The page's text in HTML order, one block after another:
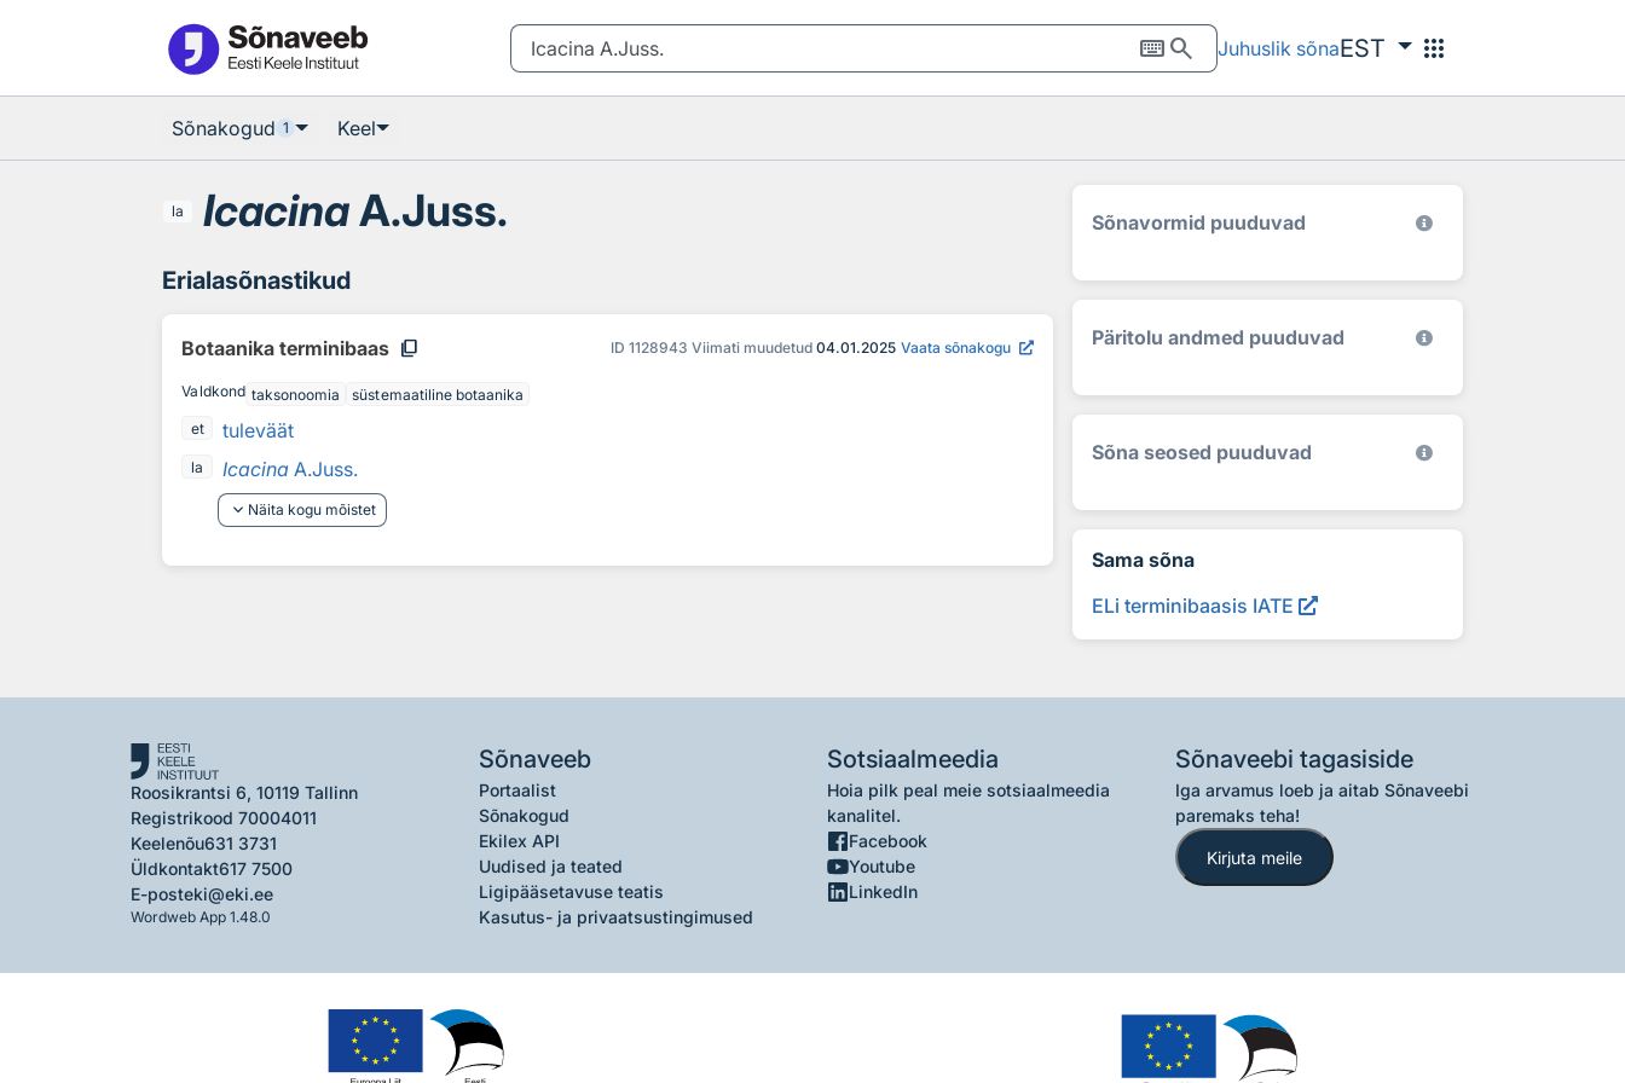
keyboardsearch Juhuslik sõnaEST apps
Sõnakogud 1 Keel
la IcacinaA.Juss.
Erialasõnastikud
Botaanika terminibaas content_copy ID 1128943 Viimati muudetud 04.01.2025 Vaata sõnakogu
Valdkond taksonoomia
süstemaatiline botaanika
et
tuleväät
la Icacina A.Juss.
keyboard_arrow_down Näita kogu mõistet
Sõnavormid puuduvad
Päritolu andmed puuduvad
Sõna seosed puuduvad
Sama sõna
ELi terminibaasis IATE
Roosikrantsi 6, 10119 Tallinn
Registrikood 70004011
Keelenõu631 3731
Üldkontakt617 7500
E-posteki@eki.ee
Wordweb App 1.48.0
Sõnaveeb
Portaalist
Sõnakogud
Ekilex API
Uudised ja teated
Ligipääsetavuse teatis
Kasutus- ja privaatsustingimused
Sotsiaalmeedia
Hoia pilk peal meie sotsiaalmeedia
kanalitel.
Facebook
Youtube
LinkedIn
Sõnaveebi tagasiside
Iga arvamus loeb ja aitab Sõnaveebi
paremaks teha!
Kirjuta meile